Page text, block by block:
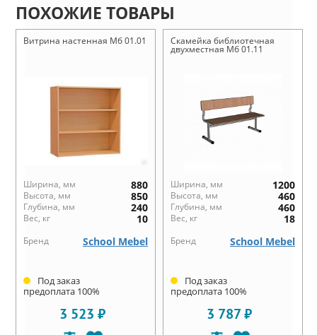
ПОХОЖИЕ ТОВАРЫ
Витрина настенная Мб 01.01
Ширина, мм 880
Высота, мм 850
Глубина, мм 240
Вес, кг 10
Бренд School Mebel
Под заказ
предоплата 100%
3 523 ₽
Скамейка библиотечная
двухместная Мб 01.11
Ширина, мм 1200
Высота, мм 460
Глубина, мм 460
Вес, кг 18
Бренд School Mebel
Под заказ
предоплата 100%
3 787 ₽